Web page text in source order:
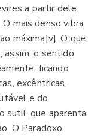
a partir dele:
mais denso vibra
máxima[v]. O que
assim, o sentido
ficando
excêntricas,
e do
sutil, que aparenta
O Paradoxo